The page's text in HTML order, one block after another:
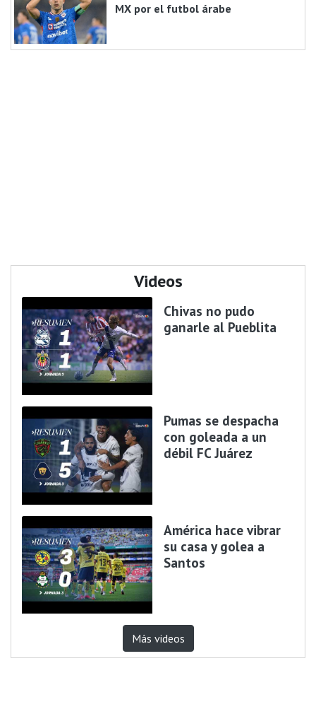
MX por el futbol árabe
Videos
Chivas no pudo
ganarle al Pueblita
Pumas se despacha
con goleada a un
débil FC Juárez
América hace vibrar
su casa y golea a
Santos
Más videos